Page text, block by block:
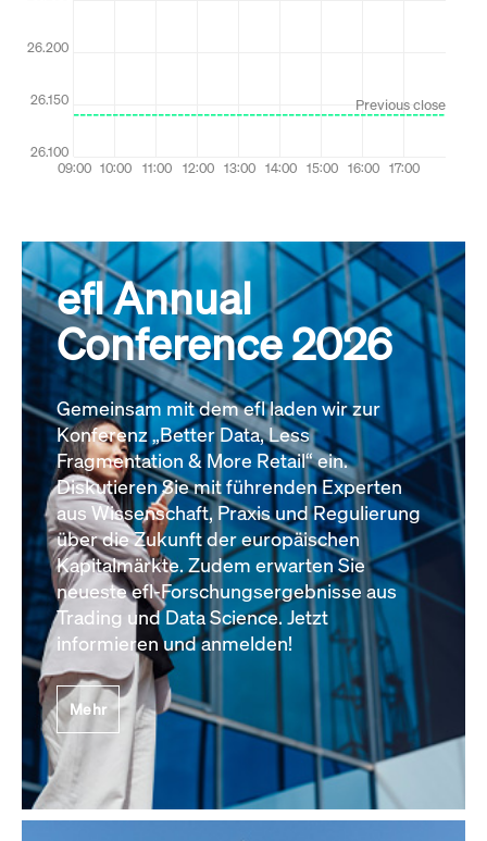
efl Annual
Conference 2026
Gemeinsam mit dem efl laden wir zur
Konferenz „Better Data, Less
Fragmentation & More Retail“ ein.
Diskutieren Sie mit führenden Experten
aus Wissenschaft, Praxis und Regulierung
über die Zukunft der europäischen
Kapitalmärkte. Zudem erwarten Sie
neueste efl-Forschungsergebnisse aus
Trading und Data Science. Jetzt
informieren und anmelden!
Mehr